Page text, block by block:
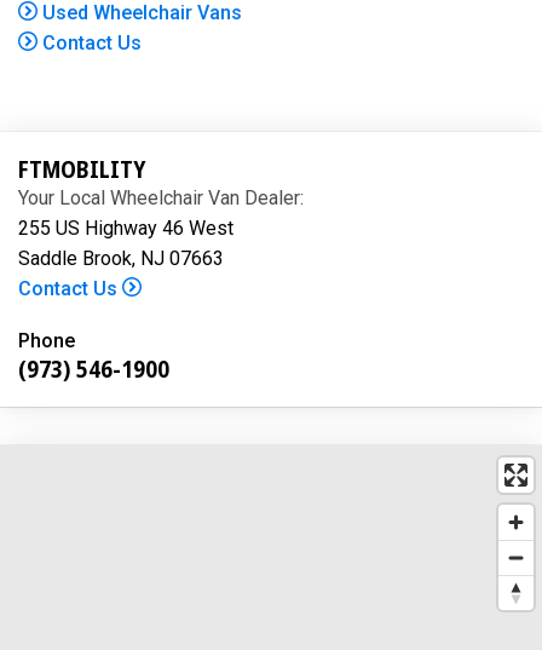
Used Wheelchair Vans
Contact Us
FTMOBILITY
Your Local Wheelchair Van Dealer:
255 US Highway 46 West
Saddle Brook, NJ 07663
Contact Us
Phone
(973) 546-1900